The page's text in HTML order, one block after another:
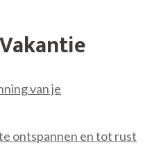
van je
ontspannen en tot rust